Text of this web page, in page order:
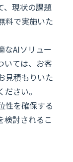
、現状の課題
料で実施いた
なAIソリュー
いては、お客
見積もりいた
さい。
性を確保する
検討されるこ